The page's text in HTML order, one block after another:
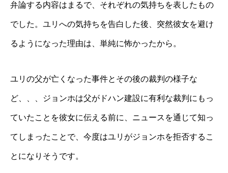
弁論する内容はまるで、それぞれの気持ちを表したもの
でした。ユリへの気持ちを告白した後、突然彼女を避け
るようになった理由は、単純に怖かったから。
ユリの父が亡くなった事件とその後の裁判の様子な
ど、、、ジョンホは父がドハン建設に有利な裁判にもっ
ていたことを彼女に伝える前に、ニュースを通じて知っ
てしまったことで、今度はユリがジョンホを拒否するこ
とになりそうです。